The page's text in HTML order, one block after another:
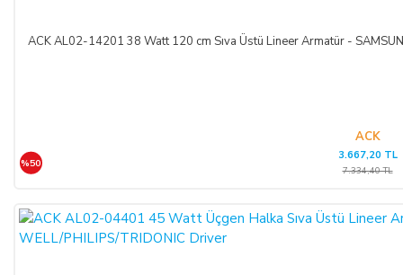
ACK AL02-14201 38 Watt 120 cm Sıva Üstü Lineer Armatür -
ACK
%50
3.667,20 TL
7.334,40 TL